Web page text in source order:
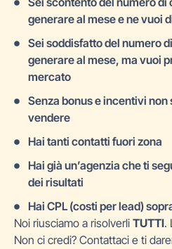
generare al mese e ne vuoi
Sei soddisfatto del numero
generare al mese, ma vuoi
mercato
Senza bonus e incentivi non
vendere
Hai tanti contatti fuori zona
Hai già un’agenzia che ti
dei risultati
Hai CPL (costi per lead)
Noi riusciamo a risolverli TUTTI.
Non ci credi? Contattaci e ti